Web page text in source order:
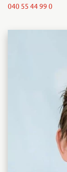
040 55 44 99 0